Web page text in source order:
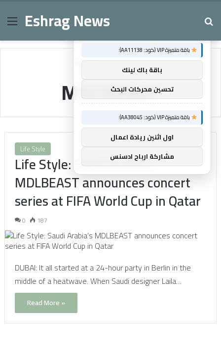
MenuEshrag News
Home/MDLBEAST
MDLBEAST
Life Style
Life Style: Saudi Arabia’s
MDLBEAST announces concert
series at FIFA World Cup in Qatar
0 187
DUBAI: It all started at a 24-hour party in Berlin in the
middle of a heatwave. When Saudi designer Laila…
Read More »
×
باقة متميزة VIP (كود: AA11138):
باقة باك لينك
تحسين محركات البحث
باقة متميزة VIP (كود: AA38045):
اول اثنين ريادة اعمال
مشاركة ارباح ادسنس